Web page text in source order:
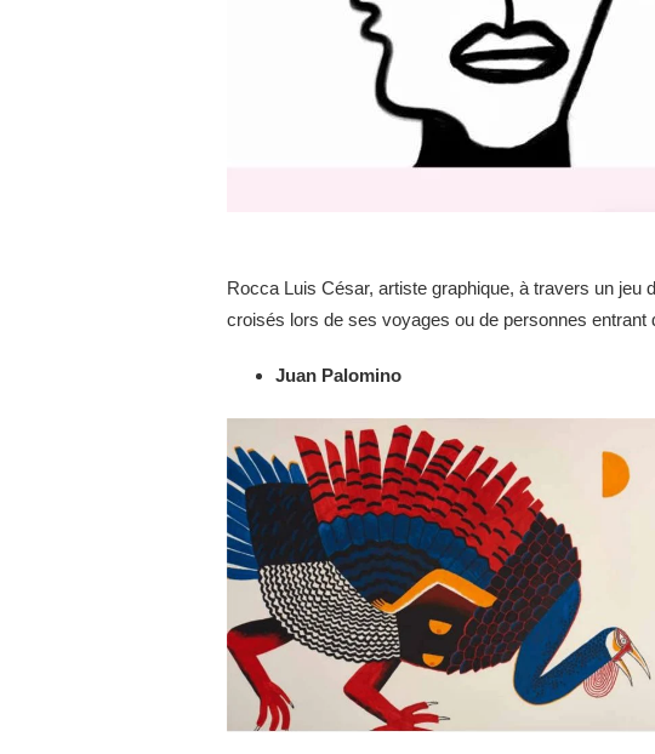
Rocca Luis César, artiste graphique, à travers un jeu
croisés lors de ses voyages ou de personnes entrant
Juan Palomino